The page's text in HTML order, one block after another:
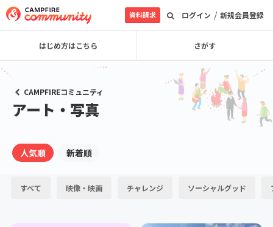
ログイン / 新規会員登録
資料請求
はじめ方はこちら さがす
CAMPFIREコミュニティ
アート・写真
人気順 新着順
すべて 映像・映画 チャレンジ ソーシャルグッド